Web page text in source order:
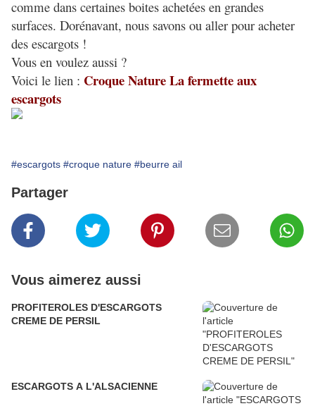
comme dans certaines boites achetées en grandes
surfaces. Dorénavant, nous savons ou aller pour acheter
des escargots !
Vous en voulez aussi ?
Voici le lien : Croque Nature La fermette aux
escargots
#escargots #croque nature #beurre ail
Partager
Vous aimerez aussi
PROFITEROLES D'ESCARGOTS
CREME DE PERSIL
ESCARGOTS A L'ALSACIENNE